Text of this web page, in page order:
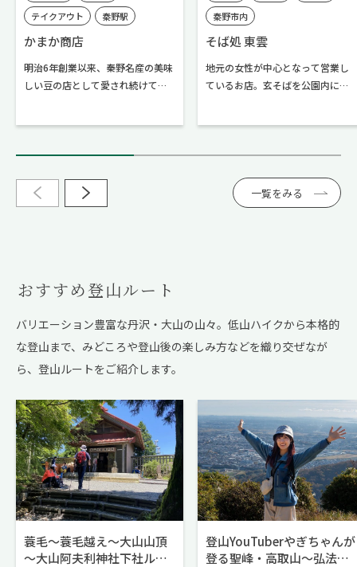
テイクアウト
秦野駅
秦野市内
かまか商店
明治6年創業以来、秦野名産の美味
しい豆の店として愛され続けてい
を改装して「かまかフェ楽蔵（ら
ったメニューや秦野ブランドのド
リンクなどをいただけます。
秦野市内
そば処 東雲
地元の女性が中心となって営業し
ているお店。玄そばを公園内にあ
て、打ちたて、ゆでたて」のこだわ
ぷらや漬物も味わうことができま
す。事前予約をすれば、そば打ち
一覧をみる
おすすめ登山ルート
バリエーション豊富な丹沢・大山の山々。低山ハイクから本格的
な登山まで、 みどころや登山後の楽しみ方などを織り交ぜなが
ら、登山ルートをご紹介します。
蓑毛～蓑毛越え～大山山頂
～大山阿夫利神社下社ルー
登山YouTuberやぎちゃんが
登る聖峰・高取山～弘法山